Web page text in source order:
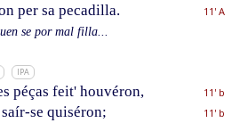
per sa pecadilla.
11' A
se por mal filla...
IPA
péças feit' houvéron,
11' b
se quiséron;
11' b